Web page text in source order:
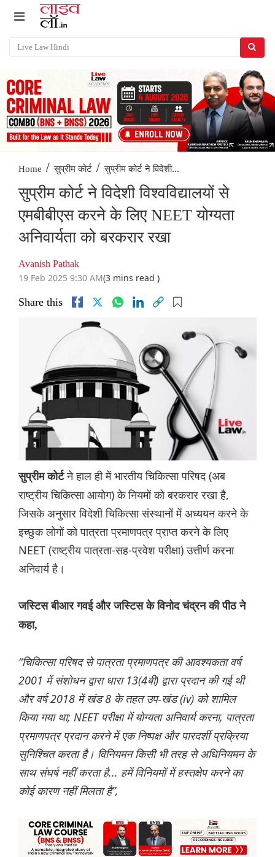
Home / सुप्रीम कोर्ट / सुप्रीम कोर्ट ने विदेशी...
सुप्रीम कोर्ट ने विदेशी विश्वविद्यालयों से
एमबीबीएस करने के लिए NEET योग्यता
अनिवार्यता को बरकरार रखा
Avanish Pathak
19 Feb 2025 9:30 AM(3 mins read )
Share this
सुप्रीम कोर्टने हाल ही में भारतीय चिकित्सा परिषद (अब
राष्ट्रीय चिकित्सा आयोग) के नियमों को बरकरार रखा है,
जिसके अनुसार विदेशी चिकित्सा संस्थानों में अध्ययन करने के
इच्छुक लोगों को पात्रता प्रमाणपत्र प्राप्त करने के लिए
NEET (राष्ट्रीय पात्रता-सह-प्रवेश परीक्षा) उत्तीर्ण करना
अनिवार्य है।
जस्टिस बीआर गवई और जस्टिस के विनोद चंद्रन की पीठ ने
कहा,
“चिकित्सा परिषद से पात्रता प्रमाणपत्र की आवश्यकता वर्ष
2001 में संशोधन द्वारा धारा 13(4बी) द्वारा प्रदान की गई थी
और वर्ष 2018 में खंड 8 के तहत उप-खंड (iv) को शामिल
किया गया था; NEET परीक्षा में योग्यता अनिवार्य करना, पात्रता
प्रमाणपत्र प्रदान करने में एक निष्पक्ष और पारदर्शी प्रक्रिया
सुनिश्चित करता है। विनियमन किसी भी तरह से अधिनियमन के
साथ संघर्ष नहीं करता है... हमें विनियमों में हस्तक्षेप करने का
कोई कारण नहीं मिलता है”,